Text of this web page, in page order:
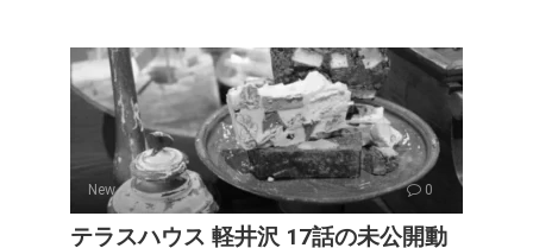
New 0
テラスハウス 軽井沢 17話の未公開動